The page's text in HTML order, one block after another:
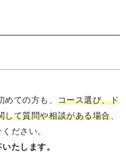
ての方も、 コース選び、ド
して質問や相談がある場合、
ださい。
たします。